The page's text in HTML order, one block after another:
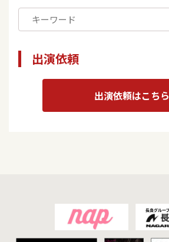
出演依頼
出演依頼はこちら